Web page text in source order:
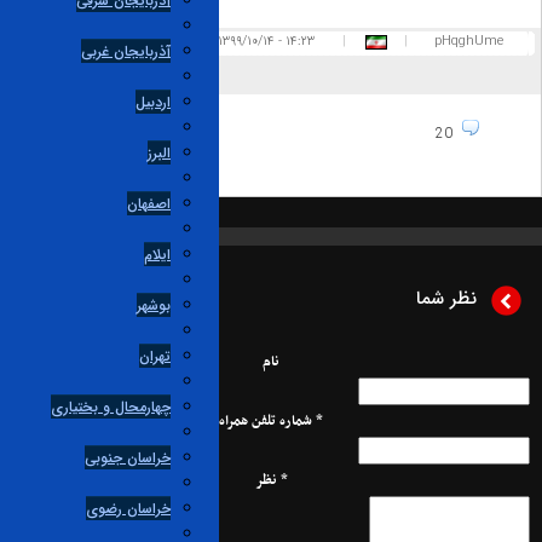
آذربایجان غربی
اردبیل
البرز
اصفهان
ایلام
بوشهر
تهران
چهارمحال و بختیاری
خراسان جنوبی
خراسان رضوی
|
| ۱۴:۲۳ - ۱۳۹۹/۱۰/۱۴
1
نظر شما
* شماره تلفن همراه